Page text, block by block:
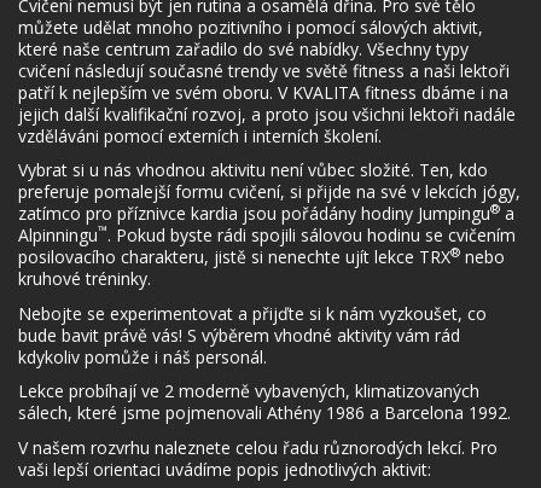
Cvičení nemusí být jen rutina a osamělá dřina. Pro své tělo
můžete udělat mnoho pozitivního i pomocí sálových aktivit,
které naše centrum zařadilo do své nabídky. Všechny typy
cvičení následují současné trendy ve světě fitness a naši lektoři
patří k nejlepším ve svém oboru. V KVALITA fitness dbáme i na
jejich další kvalifikační rozvoj, a proto jsou všichni lektoři nadále
vzděláváni pomocí externích i interních školení.
Vybrat si u nás vhodnou aktivitu není vůbec složité. Ten, kdo
preferuje pomalejší formu cvičení, si přijde na své v lekcích jógy,
zatímco pro příznivce kardia jsou pořádány hodiny Jumpingu® a
Alpinningu™. Pokud byste rádi spojili sálovou hodinu se cvičením
posilovacího charakteru, jistě si nenechte ujít lekce TRX® nebo
kruhové tréninky.
Nebojte se experimentovat a přijďte si k nám vyzkoušet, co
bude bavit právě vás! S výběrem vhodné aktivity vám rád
kdykoliv pomůže i náš personál.
Lekce probíhají ve 2 moderně vybavených, klimatizovaných
sálech, které jsme pojmenovali Athény 1986 a Barcelona 1992.
V našem rozvrhu naleznete celou řadu různorodých lekcí. Pro
vaši lepší orientaci uvádíme popis jednotlivých aktivit: